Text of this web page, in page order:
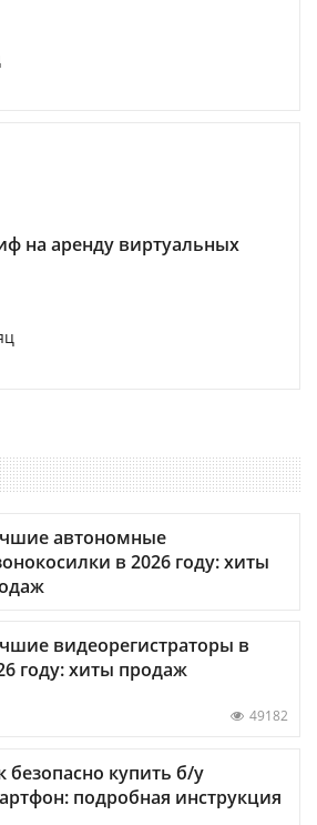
на аренду виртуальных
автономные
в 2026 году: хиты
видеорегистраторы в
году: хиты продаж
49182
безопасно купить б/у
подробная инструкция